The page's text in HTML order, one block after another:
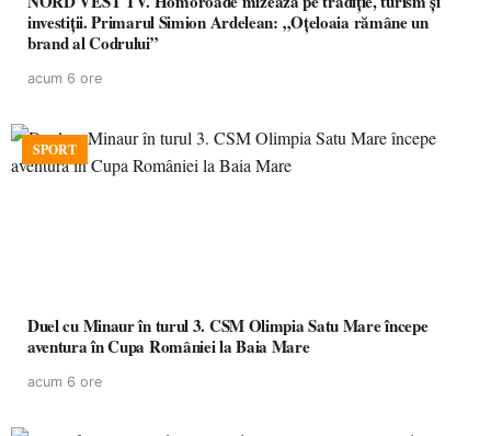
investiții. Primarul Simion Ardelean: „Oțeloaia rămâne un
brand al Codrului”
acum 6 ore
SPORT
Duel cu Minaur în turul 3. CSM Olimpia Satu Mare începe
aventura în Cupa României la Baia Mare
acum 6 ore